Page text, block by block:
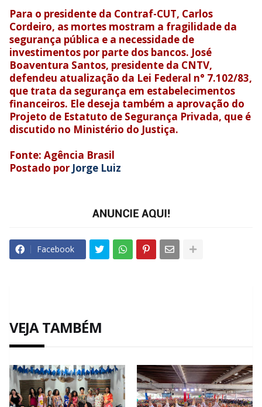
Para o presidente da Contraf-CUT, Carlos
Cordeiro, as mortes mostram a fragilidade da
segurança pública e a necessidade de
investimentos por parte dos bancos. José
Boaventura Santos, presidente da CNTV,
defendeu atualização da Lei Federal n° 7.102/83,
que trata da segurança em estabelecimentos
financeiros. Ele deseja também a aprovação do
Projeto de Estatuto de Segurança Privada, que é
discutido no Ministério do Justiça.
Fonte: Agência Brasil
Postado por Jorge Luiz
Facebook
VEJA TAMBÉM